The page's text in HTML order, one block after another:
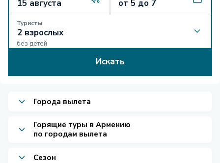
Туристы
без детей
Искать
Города вылета
Горящие туры в Армению
по городам вылета
Сезон